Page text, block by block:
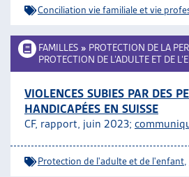
Conciliation vie familiale et vie
FAMILLES » PROTECTION DE LA
PROTECTION DE L’ADULTE ET DE
VIOLENCES SUBIES PAR DES
HANDICAPÉES EN SUISSE
CF, rapport, juin 2023;
Protection de l'adulte et de l'enfant